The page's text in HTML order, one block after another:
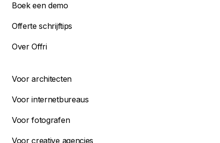
Boek een demo
Offerte schrijftips
Over Offri
Voor architecten
Voor internetbureaus
Voor fotografen
Voor creative agencies